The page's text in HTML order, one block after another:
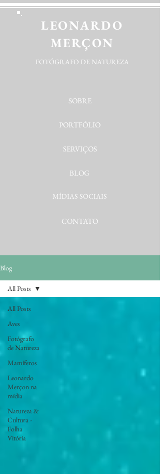
LEONARDO
MERÇON
FOTÓGRAFO DE NATUREZA
SOBRE
PORTFÓLIO
SERVIÇOS
BLOG
MÍDIAS SOCIAIS
CONTATO
Blog
All Posts
Aves
Fotógrafo
de Natureza
Mamíferos
Leonardo
Merçon na
mídia
Natureza &
Cultura -
Folha
Vitória
All Posts